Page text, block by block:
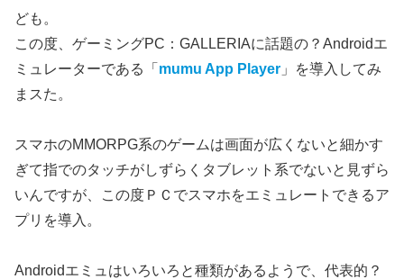
ども。
この度、ゲーミングPC：GALLERIAに話題の？Androidエ
ミュレーターである「 mumu App Player 」を導入してみ
まスた。
スマホのMMORPG系のゲームは画面が広くないと細かす
ぎて指でのタッチがしずらくタブレット系でないと見ずら
いんですが、この度ＰＣでスマホをエミュレートできるア
プリを導入。
Androidエミュはいろいろと種類があるようで、代表的？